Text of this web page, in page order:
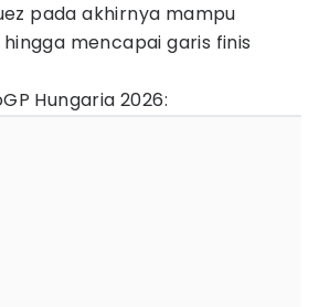
pada akhirnya mampu
mencapai garis finis
Hungaria 2026: